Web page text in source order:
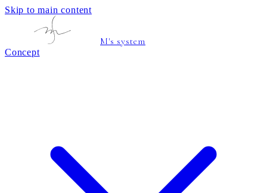
Skip to main content
M's system
Concept